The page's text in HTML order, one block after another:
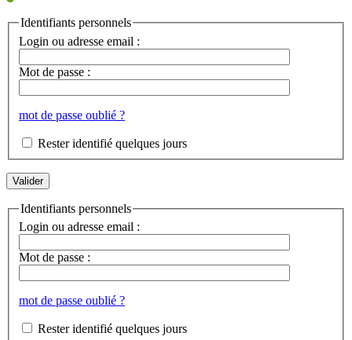
Identifiants personnels
Login ou adresse email :
Mot de passe :
mot de passe oublié ?
Rester identifié quelques jours
Identifiants personnels
Login ou adresse email :
Mot de passe :
mot de passe oublié ?
Rester identifié quelques jours